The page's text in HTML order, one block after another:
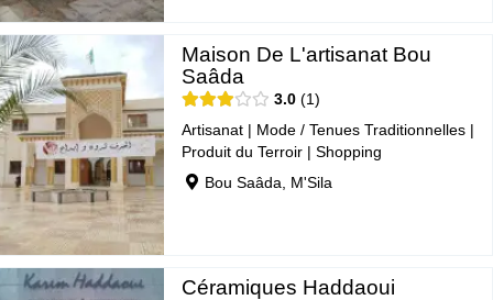
Maison De L'artisanat Bou
Saâda
3.0
1
Artisanat | Mode / Tenues Traditionnelles |
Produit du Terroir |Shopping
Bou Saâda, M'Sila
Céramiques Haddaoui